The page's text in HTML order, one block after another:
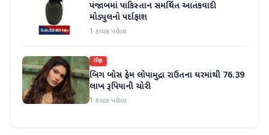
પંજાબમાં પાકિસ્તાન સમર્થિત આતંકવાદી
મોડ્યુલનો પર્દાફાશ
1 કલાક પહેલા
રાષ્ટ્રીય
બિગ બોસ ફેમ લોપામુદ્રા રાઉતના ઘરમાંથી 76.39
લાખ રૂપિયાની ચોરી
1 કલાક પહેલા